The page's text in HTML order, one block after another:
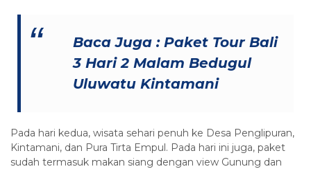
Baca Juga :Paket Tour Bali
3 Hari 2 Malam Bedugul
Uluwatu Kintamani
Pada hari kedua, wisata sehari penuh ke Desa Penglipuran,
Kintamani, dan Pura Tirta Empul. Pada hari ini juga, paket
sudah termasuk makan siang dengan view Gunung dan